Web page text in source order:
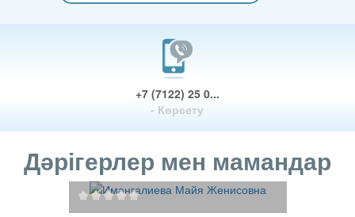
+7 (7122) 25 0...
- Көрсету
Дәрігерлер мен мамандар